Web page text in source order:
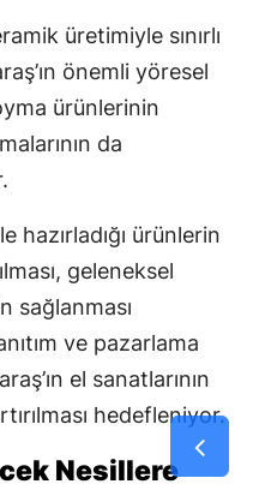
üretimiyle sınırlı
önemli yöresel
ürünlerinin
da
hazırladığı ürünlerin
geleneksel
sağlanması
ve pazarlama
el sanatlarının
hedefleniyor.
Nesillere